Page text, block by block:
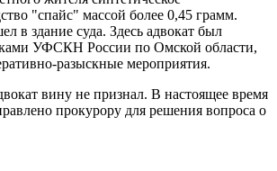
"спайс" массой более 0,45 грамм.
в здание суда. Здесь адвокат был
УФСКН России по Омской области,
разыскные мероприятия.
вину не признал. В настоящее время
прокурору для решения вопроса о